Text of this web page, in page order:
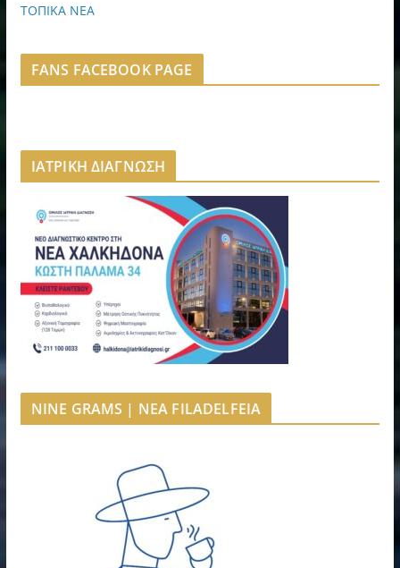
ΤΟΠΙΚΑ ΝΕΑ
FANS FACEBOOK PAGE
ΙΑΤΡΙΚΗ ΔΙΑΓΝΩΣΗ
NINE GRAMS | NEA FILADELFEIA